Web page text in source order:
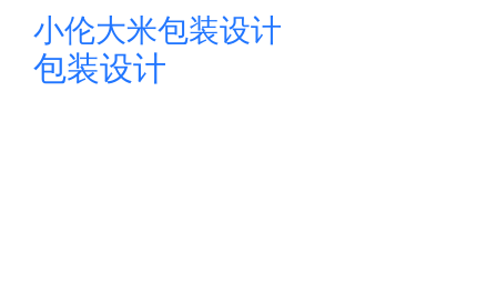
小伦大米包装设计
包装设计